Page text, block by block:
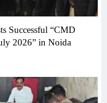
Successful “CMD
2026” in Noida